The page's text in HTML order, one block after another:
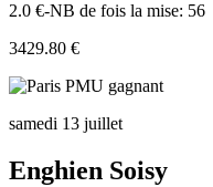
2.0 €-NB de fois la mise: 56
3429.80 €
samedi 13 juillet
Enghien Soisy